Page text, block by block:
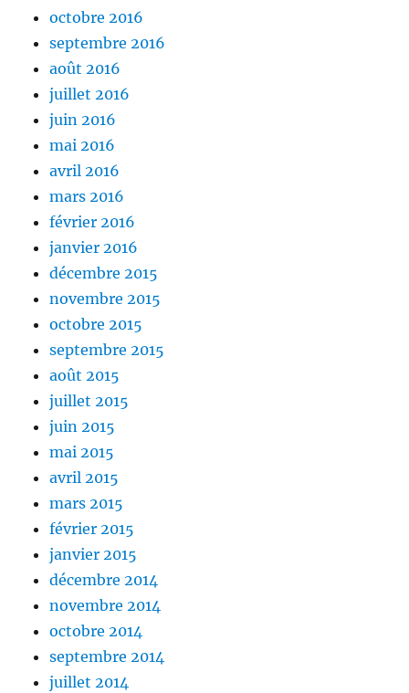
octobre 2016
septembre 2016
août 2016
juillet 2016
juin 2016
mai 2016
avril 2016
mars 2016
février 2016
janvier 2016
décembre 2015
novembre 2015
octobre 2015
septembre 2015
août 2015
juillet 2015
juin 2015
mai 2015
avril 2015
mars 2015
février 2015
janvier 2015
décembre 2014
novembre 2014
octobre 2014
septembre 2014
juillet 2014